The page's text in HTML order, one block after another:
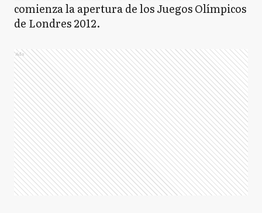
comienza la apertura de los Juegos Olímpicos
de Londres 2012.
Ads